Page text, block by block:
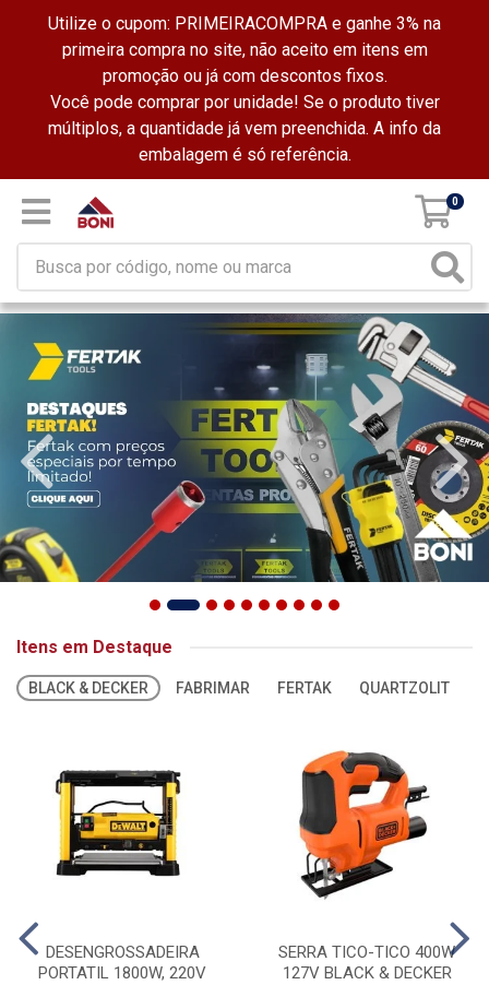
Utilize o cupom: PRIMEIRACOMPRA e ganhe 3% na
primeira compra no site, não aceito em itens em
promoção ou já com descontos fixos.
Você pode comprar por unidade! Se o produto tiver
múltiplos, a quantidade já vem preenchida. A info da
embalagem é só referência.
0
Itens em Destaque
BLACK & DECKER FABRIMAR FERTAK QUARTZOLIT
DESENGROSSADEIRA
PORTATIL 1800W, 220V
SERRA TICO-TICO 400W
127V BLACK & DECKER